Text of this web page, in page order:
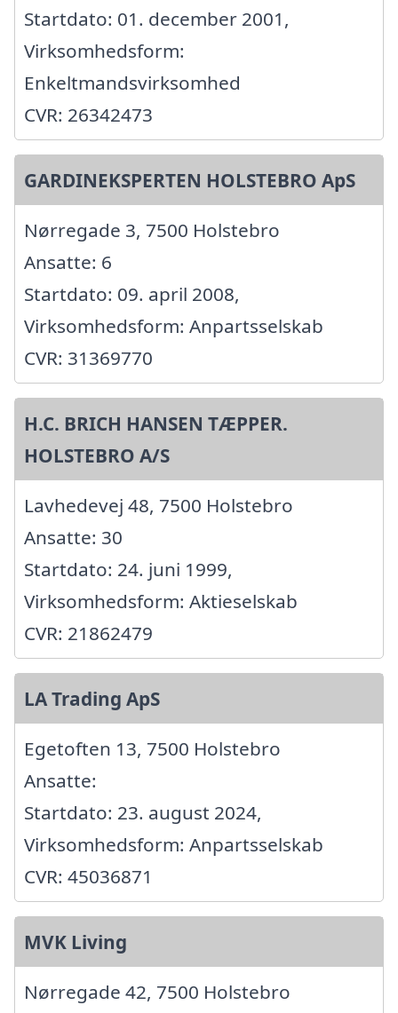
Startdato: 01. december 2001,
Virksomhedsform:
Enkeltmandsvirksomhed
CVR: 26342473
GARDINEKSPERTEN HOLSTEBRO ApS
Nørregade 3, 7500 Holstebro
Ansatte: 6
Startdato: 09. april 2008,
Virksomhedsform: Anpartsselskab
CVR: 31369770
H.C. BRICH HANSEN TÆPPER.
HOLSTEBRO A/S
Lavhedevej 48, 7500 Holstebro
Ansatte: 30
Startdato: 24. juni 1999,
Virksomhedsform: Aktieselskab
CVR: 21862479
LA Trading ApS
Egetoften 13, 7500 Holstebro
Ansatte:
Startdato: 23. august 2024,
Virksomhedsform: Anpartsselskab
CVR: 45036871
MVK Living
Nørregade 42, 7500 Holstebro